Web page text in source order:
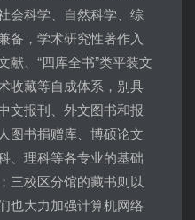
会科学、自然科学、综
备，学术研究性著作入
献、“四库全书”类平装文
收藏等自成体系，别具
文报刊、外文图书和报
图书捐赠库、博硕论文
、理科等各专业的基础
三校区分馆的藏书则以
也大力加强计算机网络